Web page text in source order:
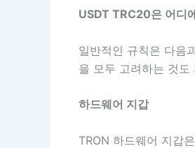
USDT TRC20은 어디
일반적인 규칙은 다음
을 모두 고려하는 것도
하드웨어 지갑
TRON 하드웨어 지갑